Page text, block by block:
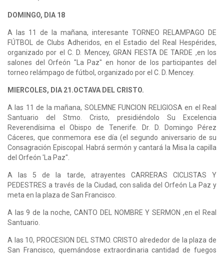
DOMINGO, DIA 18
A las 11 de la mañana, interesante TORNEO RELAMPAGO DE
FÚTBOL de Clubs Adheridos, en el Estadio del Real Hespérides,
organizado por el C. D. Mencey, GRAN FIESTA DE TARDE ,en los
salones del Orfeón "La Paz" en honor de los participantes del
torneo relámpago de fútbol, organizado por el C. D. Mencey.
MIERCOLES, DIA 21.OCTAVA DEL CRISTO.
A las 11 de la mañana, SOLEMNE FUNCION RELIGIOSA en el Real
Santuario del Stmo. Cristo, presidiéndolo Su Excelencia
Reverendísima el Obispo de Tenerife. Dr. D. Domingo Pérez
Cáceres, que conmemora ese día (el segundo aniversario de su
Consagración Episcopal. Habrá sermón y cantará la Misa la capilla
del Orfeón 'La Paz".
A las 5 de la tarde, atrayentes CARRERAS CICLISTAS Y
PEDESTRES a través de la Ciudad, con salida del Orfeón La Paz y
meta en la plaza de San Francisco.
A las 9 de la noche, CANTO DEL NOMBRE Y SERMON ,en el Real
Santuario.
A las 10, PROCESION DEL STMO. CRISTO alrededor de la plaza de
San Francisco, quemándose extraordinaria cantidad de fuegos